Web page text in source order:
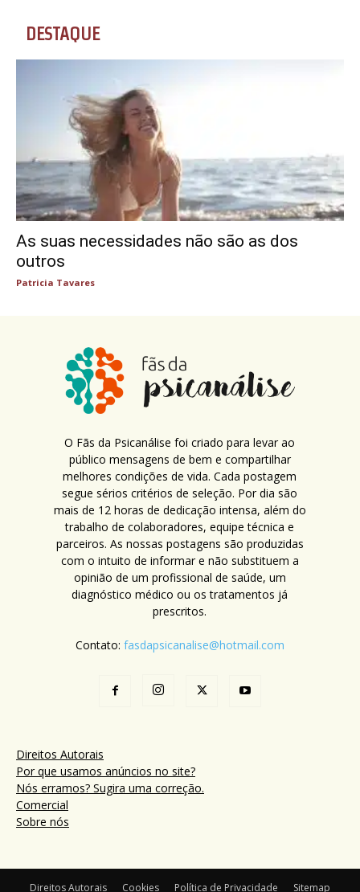
DESTAQUE
As suas necessidades não são as dos
outros
Patricia Tavares
O Fãs da Psicanálise foi criado para levar ao
público mensagens de bem e compartilhar
melhores condições de vida. Cada postagem
segue sérios critérios de seleção. Por dia são
mais de 12 horas de dedicação intensa, além do
trabalho de colaboradores, equipe técnica e
parceiros. As nossas postagens são produzidas
com o intuito de informar e não substituem a
opinião de um profissional de saúde, um
diagnóstico médico ou os tratamentos já
prescritos.
Contato: fasdapsicanalise@hotmail.com
Direitos Autorais
Por que usamos anúncios no site?
Nós erramos? Sugira uma correção.
Comercial
Sobre nós
Direitos Autorais Cookies Política de Privacidade Sitemap